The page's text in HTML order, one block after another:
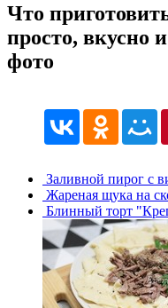
Что
просто, вкусно
фото
Заливной пирог с
Жареная щука на
Блинный торт